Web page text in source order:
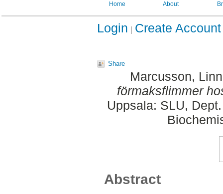
Home About
Login Create Account
Share
Marcusson, Linn
förmaksflimmer
Uppsala: SLU,
Abstract